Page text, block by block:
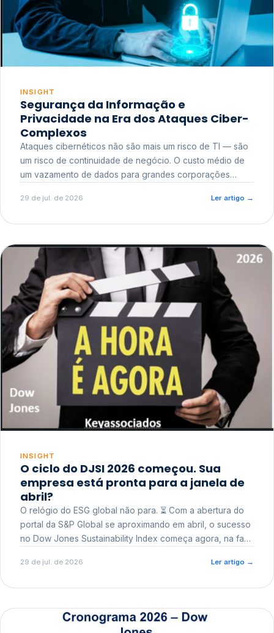
INSIGHT
Segurança da Informação e
Privacidade na Era dos Ataques Ciber-
Complexos
Ataques cibernéticos não são mais um risco de TI — são
um risco de continuidade de negócio. O custo médio de
um vazamento de dados para grandes corporações
reputacional e o risco regulatório junto a órgãos como a
29 de jul. de 2026 Ler artigo →
INSIGHT
O ciclo do DJSI 2026 começou. Sua
empresa está pronta para a janela de
abril?
O relógio do ESG global não para. ⏳ Com a abertura do
portal da S&P Global se aproximando em abril, o sucesso
no Dow Jones Sustainability Index começa agora, na fase
29 de jul. de 2026 Ler artigo →